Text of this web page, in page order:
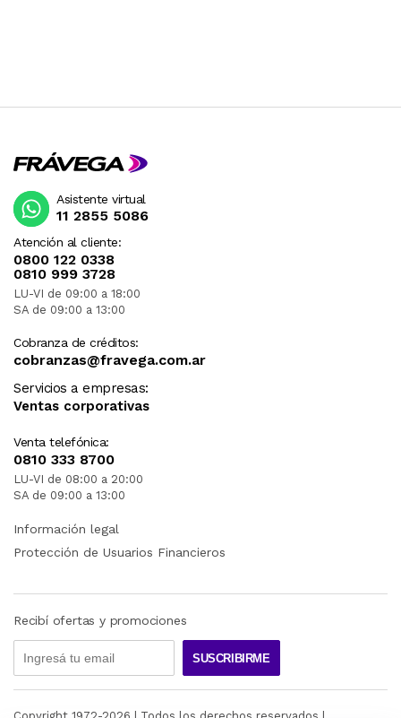
Atención al cliente:
0800 122 0338
0810 999 3728
LU-VI de 09:00 a 18:00
SA de 09:00 a 13:00
Cobranza de créditos:
cobranzas@fravega.com.ar
Servicios a empresas:
Ventas corporativas
Venta telefónica:
0810 333 8700
LU-VI de 08:00 a 20:00
SA de 09:00 a 13:00
Asistente virtual
11 2855 5086
Información legal
Protección de Usuarios Financieros
Recibí ofertas y promociones
SUSCRIBIRME